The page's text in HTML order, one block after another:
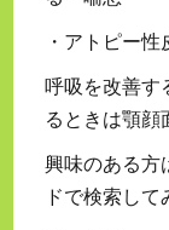
・アトピー
呼吸を改善す
るときは顎顔
興味のある方
ドで検索して